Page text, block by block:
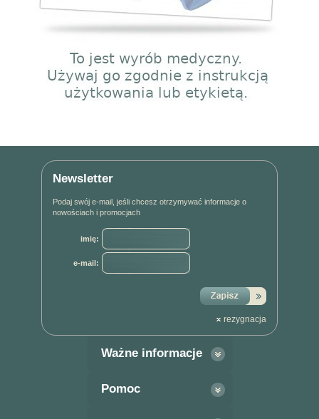
Newsletter
Podaj swój e-mail, jeśli chcesz otrzymywać informacje o
nowościach i promocjach
imię:
e-mail:
rezygnacja
Ważne informacje
Pomoc